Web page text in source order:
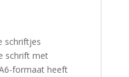
schriftjes
schrift met
formaat heeft